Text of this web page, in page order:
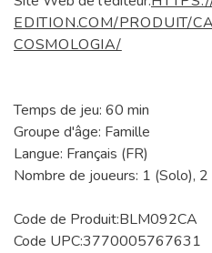
EDITION.COM/PRODUIT/
COSMOLOGIA/
Temps de jeu: 60 min
Groupe d'âge: Famille
Langue: Français (FR)
Nombre de joueurs: 1 (Solo),
Code de Produit:BLM092CA
Code UPC:3770005767631